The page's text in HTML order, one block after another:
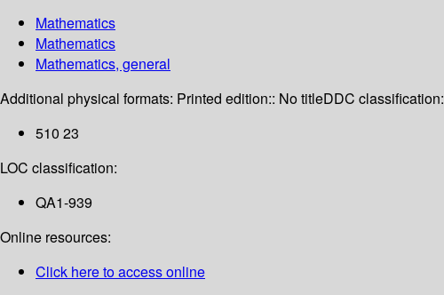
Mathematics
Mathematics
Mathematics, general
Additional physical formats: Printed edition:: No titleDDC classification:
510 23
LOC classification:
QA1-939
Online resources:
Click here to access online